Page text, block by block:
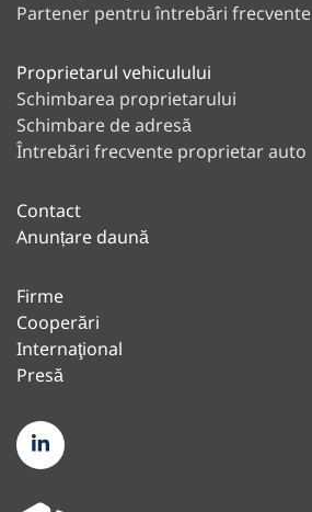
Partener pentru întrebări frecvente
Proprietarul vehiculului
Schimbarea proprietarului
Schimbare de adresă
Întrebări frecvente proprietar auto
Contact
Anunțare daună
Firme
Cooperări
Internaţional
Presă